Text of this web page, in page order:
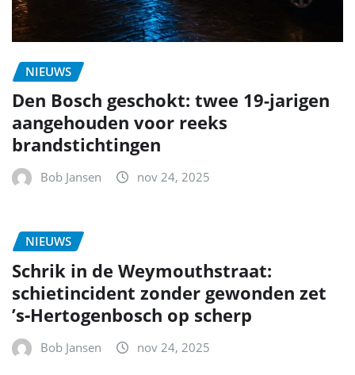
NIEUWS
Den Bosch geschokt: twee 19-jarigen
aangehouden voor reeks
brandstichtingen
Bob Jansen nov 24, 2025
NIEUWS
Schrik in de Weymouthstraat:
schietincident zonder gewonden zet
’s‑Hertogenbosch op scherp
Bob Jansen nov 24, 2025